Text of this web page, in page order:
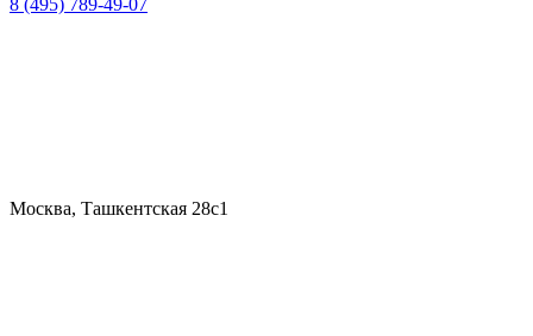
8 (495) 789-49-07
Москва, Ташкентская 28с1